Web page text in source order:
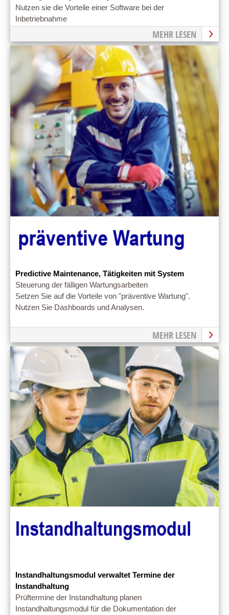
Nutzen sie die Vorteile einer Software bei der
Inbetriebnahme
MEHR LESEN
Predictive Maintenance, Tätigkeiten mit System
Steuerung der fälligen Wartungsarbeiten
Setzen Sie auf die Vorteile von "präventive Wartung".
Nutzen Sie Dashboards und Analysen.
MEHR LESEN
Instandhaltungsmodul verwaltet Termine der
Instandhaltung
Prüftermine der Instandhaltung planen
Instandhaltungsmodul für die Dokumentation der